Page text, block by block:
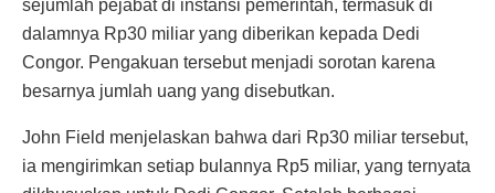
sejumlah pejabat di instansi pemerintah, termasuk di
dalamnya Rp30 miliar yang diberikan kepada Dedi
Congor. Pengakuan tersebut menjadi sorotan karena
besarnya jumlah uang yang disebutkan.
John Field menjelaskan bahwa dari Rp30 miliar tersebut,
ia mengirimkan setiap bulannya Rp5 miliar, yang ternyata